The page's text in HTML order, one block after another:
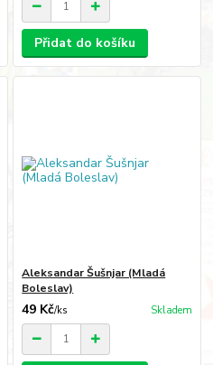
Přidat do košíku
Aleksandar Šušnjar (Mladá
Boleslav)
49 Kč/ks Skladem